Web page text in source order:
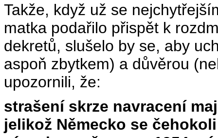
Takže, když už se
matka podařilo přispět k
dekretů, slušelo by se, aby
aspoň zbytkem) a důvěrou
upozornili, že:
strašení skrze navracení
jelikož Německo se